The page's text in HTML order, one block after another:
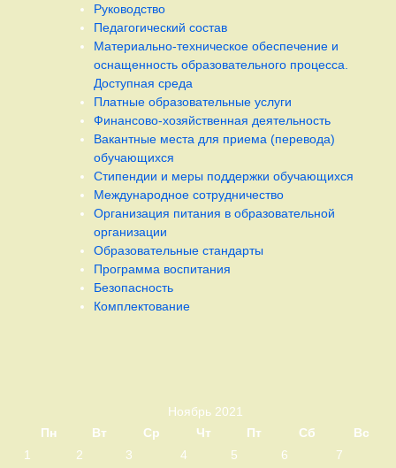
Руководство
Педагогический состав
Материально-техническое обеспечение и
оснащенность образовательного процесса.
Доступная среда
Платные образовательные услуги
Финансово-хозяйственная деятельность
Вакантные места для приема (перевода)
обучающихся
Стипендии и меры поддержки обучающихся
Международное сотрудничество
Организация питания в образовательной
организации
Образовательные стандарты
Программа воспитания
Безопасность
Комплектование
Ноябрь 2021
Пн
Вт Ср Чт Пт Сб
Вс
1
2 3 4 5 6
7